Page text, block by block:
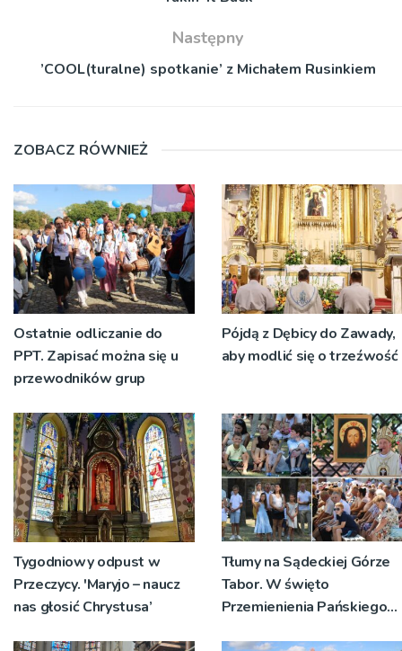
Następny
’COOL(turalne) spotkanie’ z Michałem Rusinkiem
ZOBACZ RÓWNIEŻ
Ostatnie odliczanie do
PPT. Zapisać można się u
przewodników grup
Pójdą z Dębicy do Zawady,
aby modlić się o trzeźwość
Tygodniowy odpust w
Przeczycy. 'Maryjo – naucz
nas głosić Chrystusa’
Tłumy na Sądeckiej Górze
Tabor. W święto
Przemienienia Pańskiego